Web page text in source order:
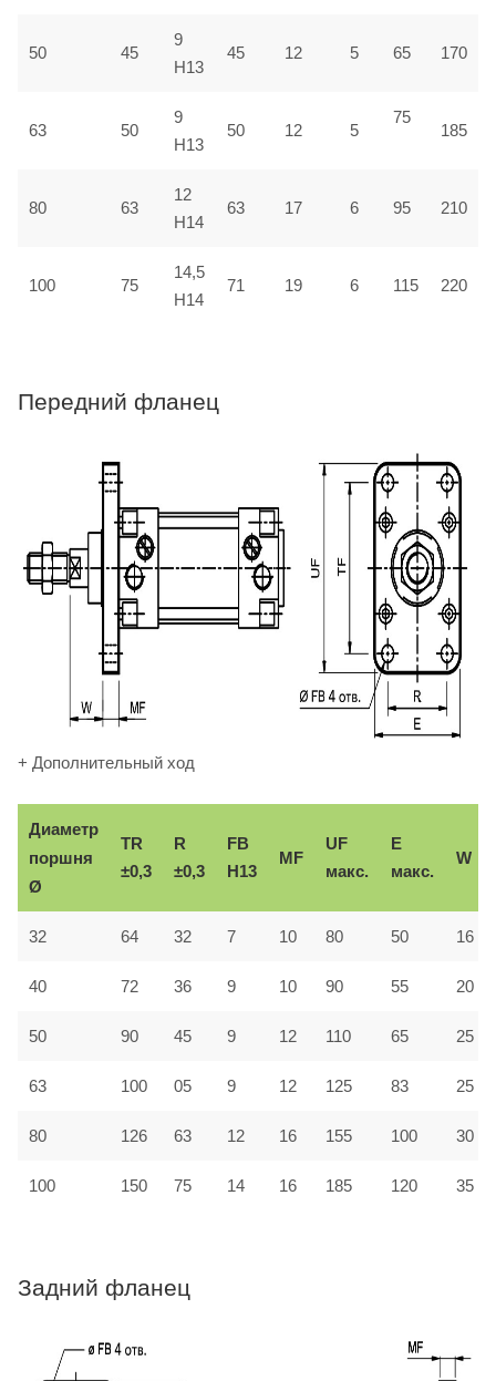
50 45
9
H13
45 12 5 65 170
63 50
9
H13
50 12 5
75
185
80 63
12
H14
63 17 6 95 210
100 75
14,5
H14
71 19 6 115 220
Передний фланец
+ Дополнительный ход
Диаметр
поршня
Ø
TR
±0,3
R
±0,3
FB
H13
MF
UF
макс.
E
макс.
W
32 64 32 7 10 80 50 16
40 72 36 9 10 90 55 20
50 90 45 9 12 110 65 25
63 100 05 9 12 125 83 25
80 126 63 12 16 155 100 30
100 150 75 14 16 185 120 35
Задний фланец